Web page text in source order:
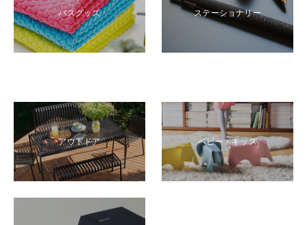
バスグッズ ステーショナリー
アウトドア ベビー・キッズ